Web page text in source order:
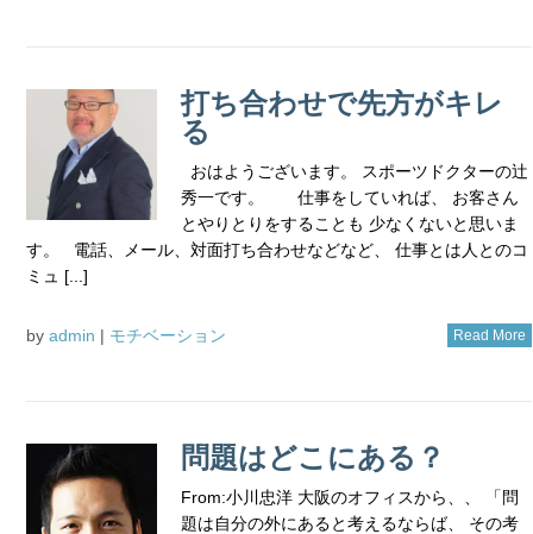
打ち合わせで先方がキレ
る
おはようございます。 スポーツドクターの辻
秀一です。 仕事をしていれば、 お客さん
とやりとりをすることも 少なくないと思いま
す。 電話、メール、対面打ち合わせなどなど、 仕事とは人とのコ
ミュ [...]
by admin | モチベーション Read More
問題はどこにある？
From:小川忠洋 大阪のオフィスから、、 「問
題は自分の外にあると考えるならば、 その考